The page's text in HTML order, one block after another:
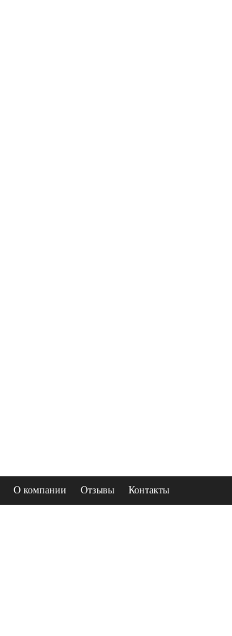
О компании Отзывы Контакты